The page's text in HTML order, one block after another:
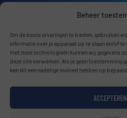
Beheer
Om de beste ervaringen te bieden, gebruiken
informatie over je apparaat op te slaan en/of
met deze technologieën kunnen wij gegevens
deze site verwerken. Als je geen toestemming
kan dit een nadelige invloed hebben op
ACCEPTEREN
Connect met ons
LINKEDIN
SCHRIJF JE NU IN